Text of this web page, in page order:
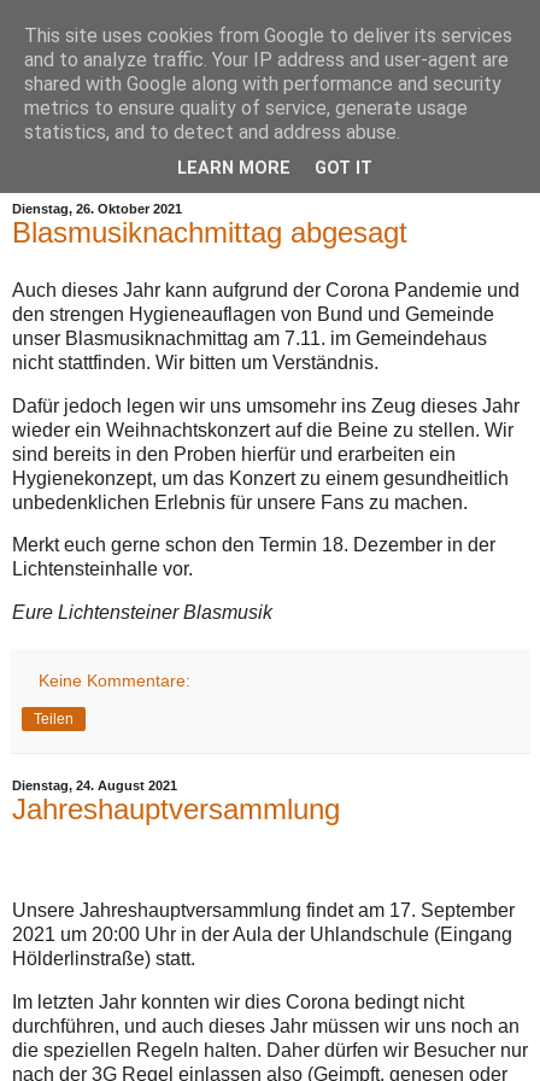
Dienstag, 26. Oktober 2021
Blasmusiknachmittag abgesagt
Auch dieses Jahr kann aufgrund der Corona Pandemie und
den strengen Hygieneauflagen von Bund und Gemeinde
unser Blasmusiknachmittag am 7.11. im Gemeindehaus
nicht stattfinden. Wir bitten um Verständnis.
Dafür jedoch legen wir uns umsomehr ins Zeug dieses Jahr
wieder ein Weihnachtskonzert auf die Beine zu stellen. Wir
sind bereits in den Proben hierfür und erarbeiten ein
Hygienekonzept, um das Konzert zu einem gesundheitlich
unbedenklichen Erlebnis für unsere Fans zu machen.
Merkt euch gerne schon den Termin 18. Dezember in der
Lichtensteinhalle vor.
Eure Lichtensteiner Blasmusik
Keine Kommentare:
Teilen
Dienstag, 24. August 2021
Jahreshauptversammlung
Unsere Jahreshauptversammlung findet am 17. September
2021 um 20:00 Uhr in der Aula der Uhlandschule (Eingang
Hölderlinstraße) statt.
Im letzten Jahr konnten wir dies Corona bedingt nicht
durchführen, und auch dieses Jahr müssen wir uns noch an
die speziellen Regeln halten. Daher dürfen wir Besucher nur
nach der 3G Regel einlassen also (Geimpft, genesen oder
This site uses cookies from Google to deliver its services
and to analyze traffic. Your IP address and user-agent are
shared with Google along with performance and security
metrics to ensure quality of service, generate usage
statistics, and to detect and address abuse.
LEARN MORE GOT IT